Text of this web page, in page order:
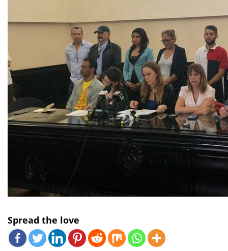
Spread the love